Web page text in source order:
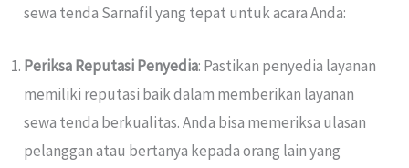
sewa tenda Sarnafil yang tepat untuk acara Anda:
Periksa Reputasi Penyedia: Pastikan penyedia layanan
memiliki reputasi baik dalam memberikan layanan
sewa tenda berkualitas. Anda bisa memeriksa ulasan
pelanggan atau bertanya kepada orang lain yang